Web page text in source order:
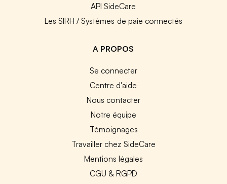
API SideCare
Les SIRH / Systèmes de paie connectés
A PROPOS
Se connecter
Centre d'aide
Nous contacter
Notre équipe
Témoignages
Travailler chez SideCare
Mentions légales
CGU & RGPD